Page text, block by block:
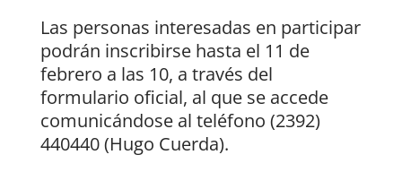
Las personas interesadas en participar
podrán inscribirse hasta el 11 de
febrero a las 10, a través del
formulario oficial, al que se accede
comunicándose al teléfono (2392)
440440 (Hugo Cuerda).